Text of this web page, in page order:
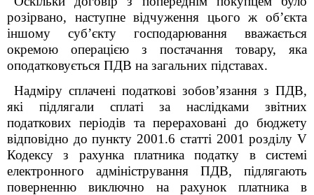
розірвано, наступне відчуження цього ж об’єкта
іншому суб’єкту господарювання вважається
окремою операцією з постачання товару, яка
оподатковується ПДВ на загальних підставах.
Надміру сплачені податкові зобов’язання з ПДВ,
які підлягали сплаті за наслідками звітних
податкових періодів та перераховані до бюджету
відповідно до пункту 2001 .6 статті 2001 розділу V
Кодексу з рахунка платника податку в системі
електронного адміністрування ПДВ, підлягають
поверненню виключно на рахунок платника в